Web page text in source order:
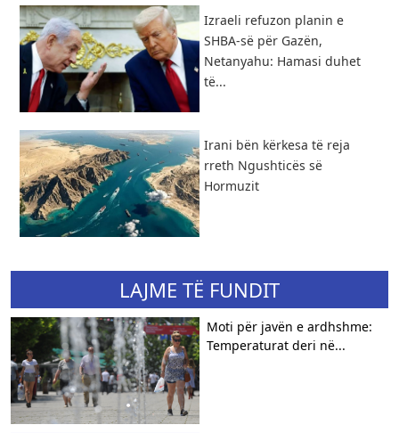
Izraeli refuzon planin e
SHBA-së për Gazën,
Netanyahu: Hamasi duhet
të...
​Irani bën kërkesa të reja
rreth Ngushticës së
Hormuzit
LAJME TË FUNDIT
Moti për javën e ardhshme:
Temperaturat deri në...